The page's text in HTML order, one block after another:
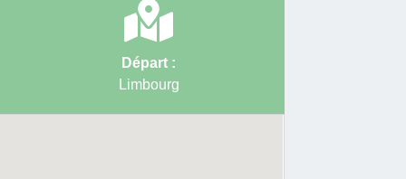
61 → 62 → 63 → 50 → 51 → 52 → 96
la balade en téléchargement
Départ :
Limbourg